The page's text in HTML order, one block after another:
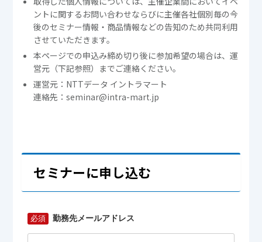
ントに関するお問い合わせならびに主催各社個別毎の今
後のセミナー情報・商品情報などの告知のため共同利用
させていただきます。
本ページでの申込み締め切り後に参加希望の場合は、運
営元（下記参照）までご連絡ください。
運営元：NTTデータ イントラマート
連絡先：seminar@intra-mart.jp
セミナーに申し込む
勤務先メールアドレス